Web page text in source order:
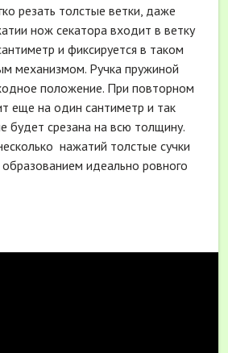
резать толстые ветки, даже
нож секатора входит в ветку
и фиксируется в таком
механизмом. Ручка пружиной
положение. При повторном
еще на один сантиметр и так
будет срезана на всю толщину.
нажатий толстые сучки
идеально ровного